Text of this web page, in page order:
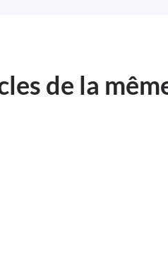
de la